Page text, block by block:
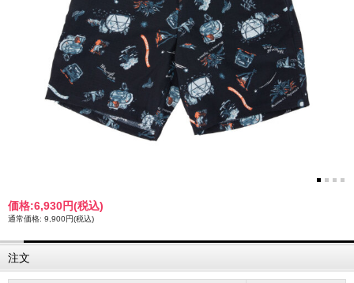
価格:6,930円(税込)
通常価格: 9,900円(税込)
注文